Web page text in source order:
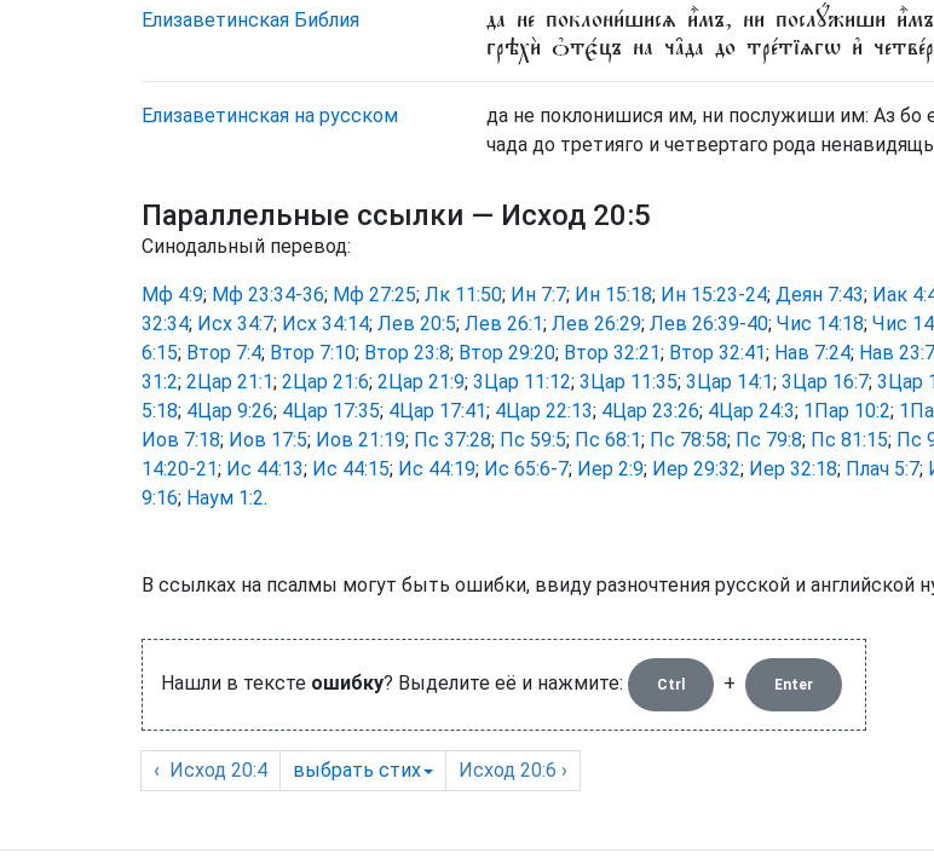
Елизаветинская Библия да не поклони́шисѧ и҆̀мъ, ни послꙋ́жиши
грѣхѝ ѻ҆тє́цъ на ча̑да до тре́тїѧгѡ и҆
Елизаветинская на русском
да не поклонишися им, ни послужиши им: Аз бо
чада до третияго и четвертаго рода
Параллельные ссылки — Исход 20:5
Синодальный перевод:
Мф 4:9; Мф 23:34-36; Мф 27:25; Лк 11:50; Ин 7:7; Ин 15:18; Ин 15:23-24; Деян 7:43; Иак
32:34; Исх 34:7; Исх 34:14; Лев 20:5; Лев 26:1; Лев 26:29; Лев 26:39-40; Чис 14:18; Чис
6:15; Втор 7:4; Втор 7:10; Втор 23:8; Втор 29:20; Втор 32:21; Втор 32:41; Нав 7:24; Нав 23:7
31:2; 2Цар 21:1; 2Цар 21:6; 2Цар 21:9; 3Цар 11:12; 3Цар 11:35; 3Цар 14:1; 3Цар 16:7; 3Цар
5:18; 4Цар 9:26; 4Цар 17:35; 4Цар 17:41; 4Цар 22:13; 4Цар 23:26; 4Цар 24:3; 1Пар 10:2;
Иов 7:18; Иов 17:5; Иов 21:19; Пс 37:28; Пс 59:5; Пс 68:1; Пс 78:58; Пс 79:8; Пс 81:15; Пс
14:20-21; Ис 44:13; Ис 44:15; Ис 44:19; Ис 65:6-7; Иер 2:9; Иер 29:32; Иер 32:18; Плач 5:7;
9:16; Наум 1:2.
В ссылках на псалмы могут быть ошибки, ввиду разночтения русской и английской
Нашли в тексте ошибку? Выделите её и нажмите: Ctrl + Enter
‹ Исход 20:4 выбрать стих Исход 20:6 ›